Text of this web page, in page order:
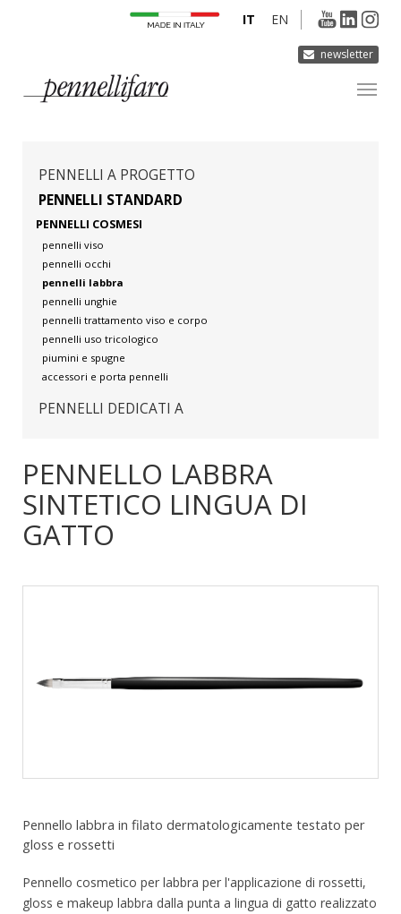
newsletter
EN
IT
PRODOTTI
INNOVAZIONE
DERMOCURA
MEDIA
CONTATTI
PENNELLI A PROGETTO
PENNELLI STANDARD
PENNELLI COSMESI
pennelli viso
pennelli occhi
pennelli labbra
pennelli unghie
pennelli trattamento viso e corpo
pennelli uso tricologico
piumini e spugne
accessori e porta pennelli
PENNELLI DEDICATI A
PENNELLO LABBRA
SINTETICO LINGUA DI
GATTO
Pennello labbra in filato dermatologicamente testato per
gloss e rossetti
Pennello cosmetico per labbra per l'applicazione di rossetti,
gloss e makeup labbra dalla punta a lingua di gatto realizzato